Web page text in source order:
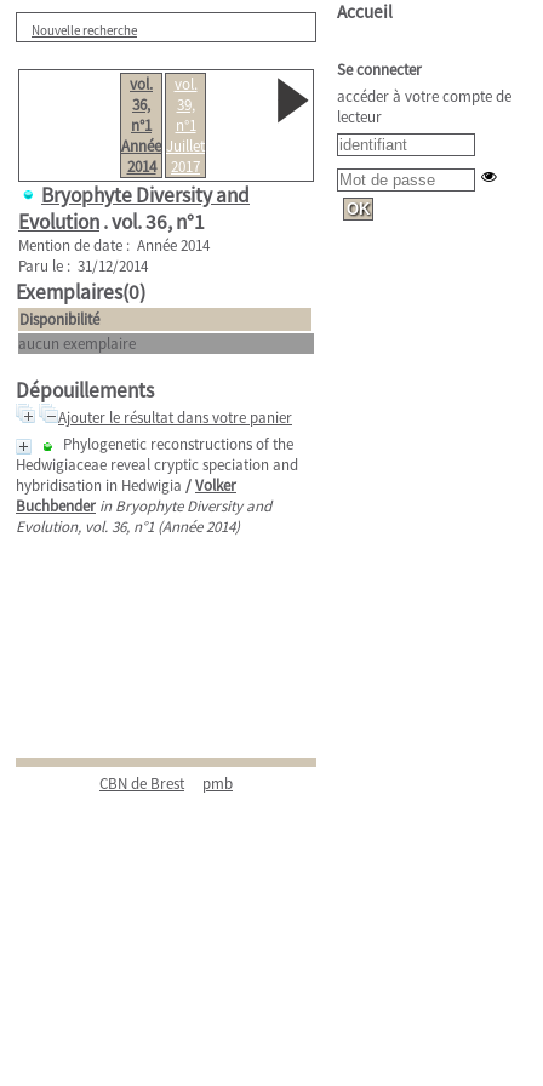
Nouvelle recherche
vol.
36,
n°1
Année
2014
vol.
39,
n°1
Juillet
2017
Bryophyte Diversity and
Evolution.vol. 36, n°1
Mention de date : Année 2014
Paru le : 31/12/2014
Exemplaires(0)
Disponibilité
aucun exemplaire
Dépouillements
Ajouter le résultat dans votre panier
Phylogenetic reconstructions of the
Hedwigiaceae reveal cryptic speciation and
hybridisation in Hedwigia /Volker
Buchbender in Bryophyte Diversity and
Evolution, vol. 36, n°1 (Année 2014)
CBN de Brest pmb
Accueil
Se connecter
accéder à votre compte de
lecteur